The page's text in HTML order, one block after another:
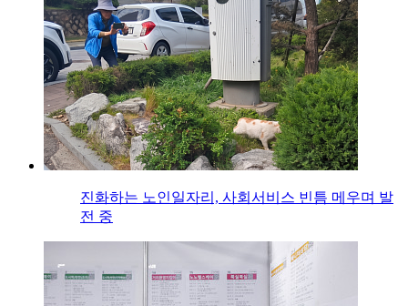
진화하는 노인일자리, 사회서비스 빈틈 메우며 발
전 중